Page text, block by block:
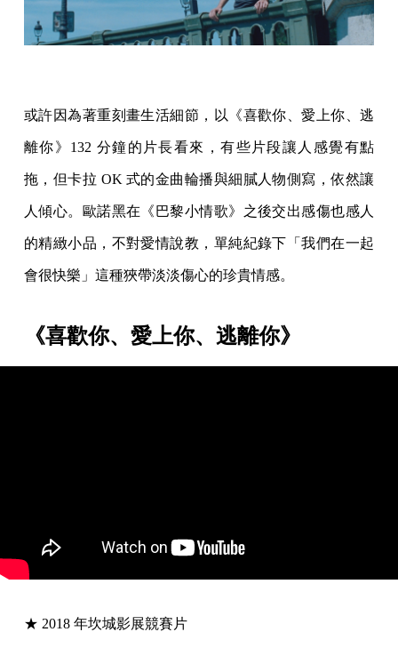
或許因為著重刻畫生活細節，以《喜歡你、愛上你、逃
離你》132 分鐘的片長看來，有些片段讓人感覺有點
拖，但卡拉 OK 式的金曲輪播與細膩人物側寫，依然讓
人傾心。歐諾黑在《巴黎小情歌》之後交出感傷也感人
的精緻小品，不對愛情說教，單純紀錄下「我們在一起
會很快樂」這種狹帶淡淡傷心的珍貴情感。
《喜歡你、愛上你、逃離你》
★ 2018 年坎城影展競賽片